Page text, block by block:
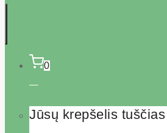
0
Jūsų krepšelis tuščias